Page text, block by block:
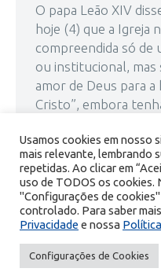
O papa Leão XIV
hoje (4) que a Igreja
compreendida só de
ou institucional, mas
amor de Deus para a
Cristo”, embora
membros. “Não
© Copyright 2026 Portal
Usamos cookies em nosso
mais relevante, lembrando
repetidas. Ao clicar em
uso de TODOS os
"Configurações de
controlado. Para saber
Privacidade e nossa
Configurações de Cookies